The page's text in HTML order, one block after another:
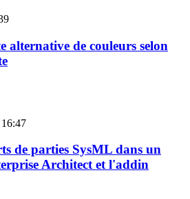
alternative de couleurs selon
de parties SysML dans un
Architect et l'addin